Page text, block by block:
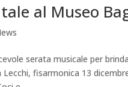
al Museo
serata musicale per
fisarmonica 13